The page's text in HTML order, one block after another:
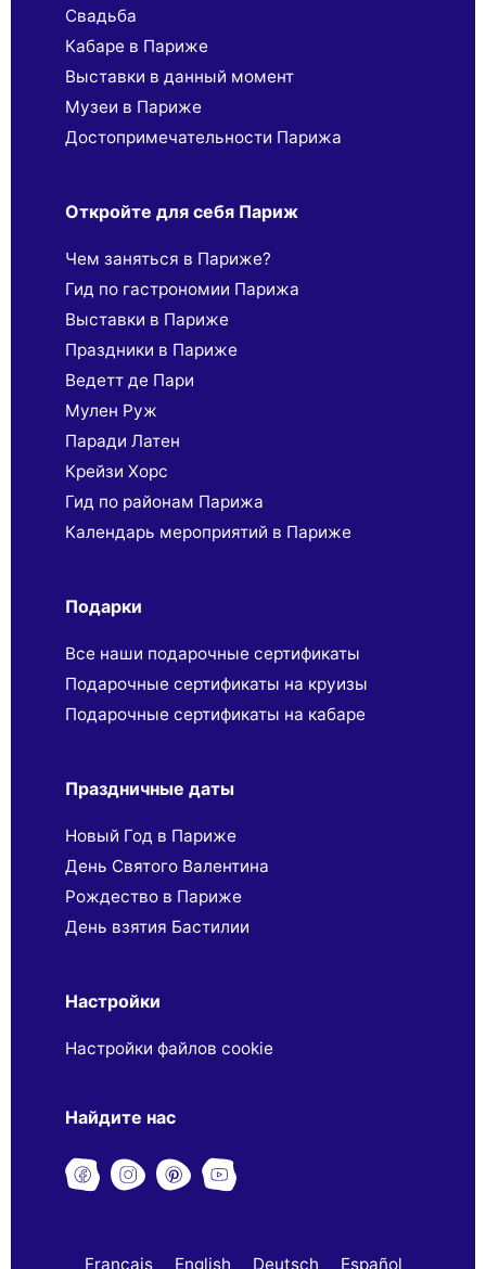
Свадьба
Кабаре в Париже
Выставки в данный момент
Музеи в Париже
Достопримечательности Парижа
Откройте для себя Париж
Чем заняться в Париже?
Гид по гастрономии Парижа
Выставки в Париже
Праздники в Париже
Ведетт де Пари
Мулен Руж
Паради Латен
Крейзи Хорс
Гид по районам Парижа
Календарь мероприятий в Париже
Подарки
Все наши подарочные сертификаты
Подарочные сертификаты на круизы
Подарочные сертификаты на кабаре
Праздничные даты
Новый Год в Париже
День Святого Валентина
Рождество в Париже
День взятия Бастилии
Настройки
Настройки файлов cookie
Найдите нас
Français English Deutsch Español